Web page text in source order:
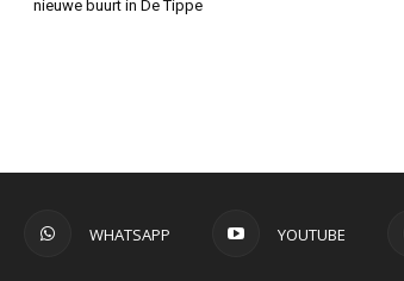
nieuwe buurt in De Tippe
WHATSAPP YOUTUBE